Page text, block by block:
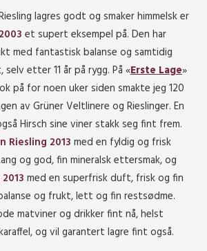
lagres godt og smaker himmelsk er
et supert eksempel på. Den har
med fantastisk balanse og samtidig
etter 11 år på rygg. På «Erste Lage»
på for noen uker siden smakte jeg 120
av Grüner Veltlinere og Rieslinger. En
Hirsch sine viner stakk seg fint frem.
Riesling 2013 med en fyldig og frisk
og god, fin mineralsk ettersmak, og
med en superfrisk duft, frisk og fin
og frukt, lett og fin restsødme.
matviner og drikker fint nå, helst
og vil garantert lagre fint også.